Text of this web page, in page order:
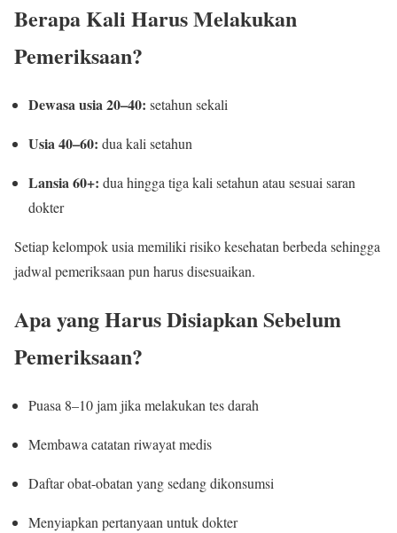
Berapa Kali Harus Melakukan
Pemeriksaan?
Dewasa usia 20–40: setahun sekali
Usia 40–60: dua kali setahun
Lansia 60+: dua hingga tiga kali setahun atau sesuai saran
dokter
Setiap kelompok usia memiliki risiko kesehatan berbeda sehingga
jadwal pemeriksaan pun harus disesuaikan.
Apa yang Harus Disiapkan Sebelum
Pemeriksaan?
Puasa 8–10 jam jika melakukan tes darah
Membawa catatan riwayat medis
Daftar obat-obatan yang sedang dikonsumsi
Menyiapkan pertanyaan untuk dokter